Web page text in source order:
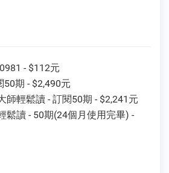
- $112元
50期 - $2,490元
師輕鬆讀 - 訂閱50期 - $2,241元
鬆讀 - 50期(24個月使用完畢) -